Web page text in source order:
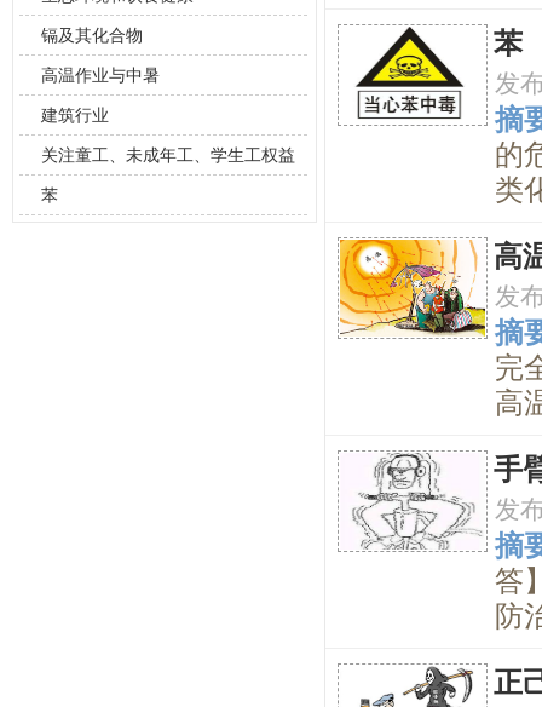
苯
发
摘
的
类
高
发
摘
完
高
手
发
摘
答
防
正
镉及其化合物
高温作业与中暑
建筑行业
关注童工、未成年工、学生工权益
苯